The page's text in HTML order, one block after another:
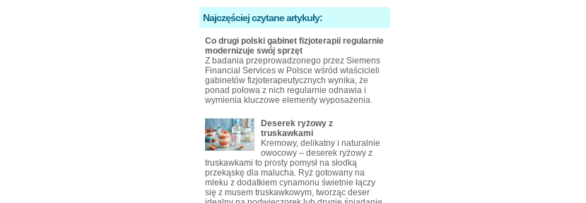
Najczęściej czytane artykuły:
Co drugi polski gabinet fizjoterapii regularnie
modernizuje swój sprzęt
Z badania przeprowadzonego przez Siemens
Financial Services w Polsce wśród właścicieli
gabinetów fizjoterapeutycznych wynika, że
ponad połowa z nich regularnie odnawia i
wymienia kluczowe elementy wyposażenia.
Deserek ryżowy z
truskawkami
Kremowy, delikatny i naturalnie
owocowy – deserek ryżowy z
truskawkami to prosty pomysł na słodką
przekąskę dla malucha. Ryż gotowany na
mleku z dodatkiem cynamonu świetnie łączy
się z musem truskawkowym, tworząc deser